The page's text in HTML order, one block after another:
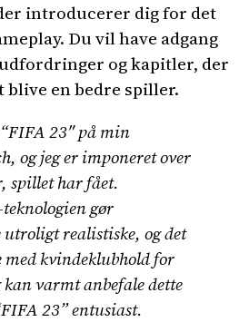
introducerer dig for det
Du vil have adgang
og kapitler, der
en bedre spiller.
23″ på min
og jeg er imponeret over
spillet har fået.
gør
realistiske, og det
med kvindeklubhold for
kan varmt anbefale dette
23” entusiast.